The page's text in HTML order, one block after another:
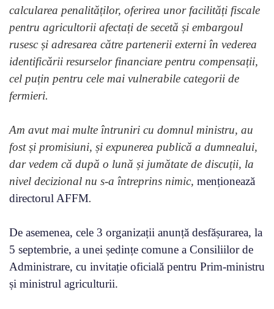
calcularea penalităților, oferirea unor facilități fiscale
pentru agricultorii afectați de secetă și embargoul
rusesc și adresarea către partenerii externi în vederea
identificării resurselor financiare pentru compensații,
cel puțin pentru cele mai vulnerabile categorii de
fermieri.
Am avut mai multe întruniri cu domnul ministru, au
fost și promisiuni, și expunerea publică a dumnealui,
dar vedem că după o lună și jumătate de discuții, la
nivel decizional nu s-a întreprins nimic, menționează
directorul AFFM.
De asemenea, cele 3 organizații anunță desfășurarea, la
5 septembrie, a unei ședințe comune a Consiliilor de
Administrare, cu invitație oficială pentru Prim-ministru
și ministrul agriculturii.